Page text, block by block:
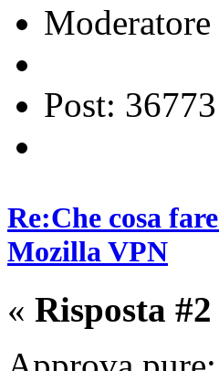
Moderatore
Post: 36773
Re:Che cosa
Mozilla VPN
« Risposta